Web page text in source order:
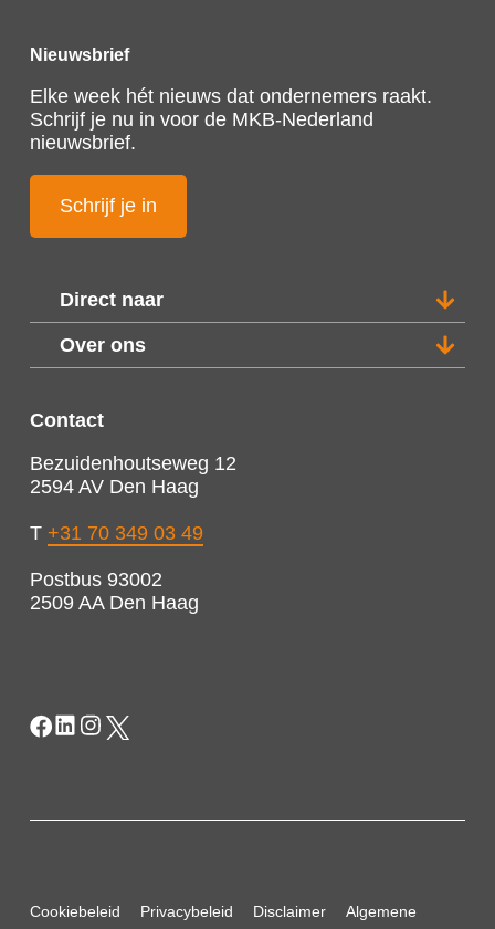
Nieuwsbrief
Elke week hét nieuws dat ondernemers raakt.
Schrijf je nu in voor de MKB-Nederland
nieuwsbrief.
Schrijf je in
Direct naar
Over ons
Contact
Bezuidenhoutseweg 12
2594 AV Den Haag
T +31 70 349 03 49
Postbus 93002
2509 AA Den Haag
Cookiebeleid Privacybeleid Disclaimer
Algemene